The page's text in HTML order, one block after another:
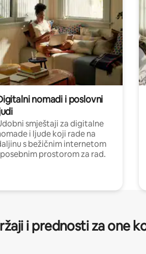
nomadi i poslovni
smještaji za digitalne
i ljude koji rade na
s bežičnim internetom
prostorom za rad.
i prednosti za one